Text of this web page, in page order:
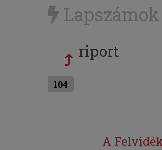
riport
104
A